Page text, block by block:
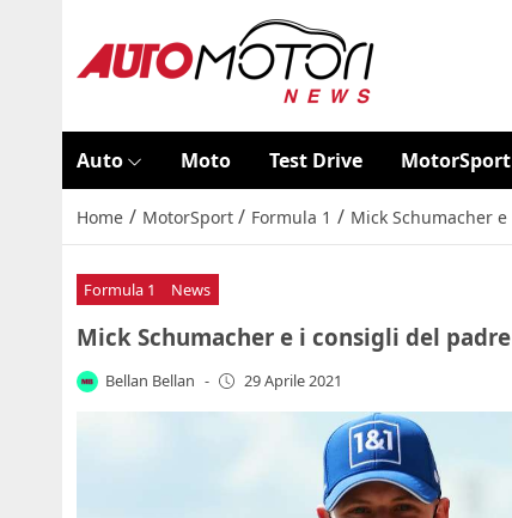
Auto Moto Test Drive MotorSport
Home / MotorSport / Formula 1 / Mick Schumacher
Formula 1 News
Mick Schumacher e i consigli del
Bellan Bellan - 29 Aprile 2021